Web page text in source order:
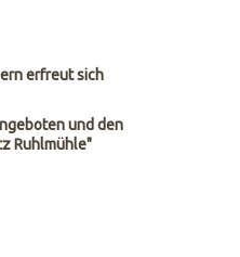
erfreut sich
und den
Ruhlmühle"